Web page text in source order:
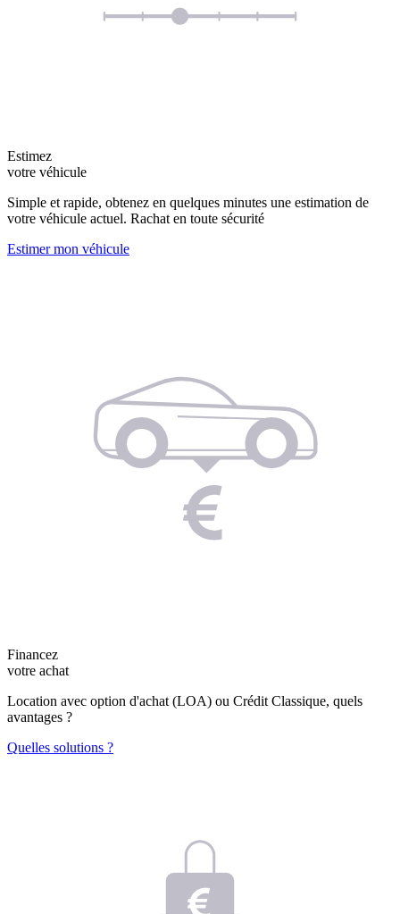
Estimez
votre véhicule
Simple et rapide, obtenez en quelques minutes une estimation de
votre véhicule actuel. Rachat en toute sécurité
Estimer mon véhicule
Financez
votre achat
Location avec option d'achat (LOA) ou Crédit Classique, quels
avantages ?
Quelles solutions ?